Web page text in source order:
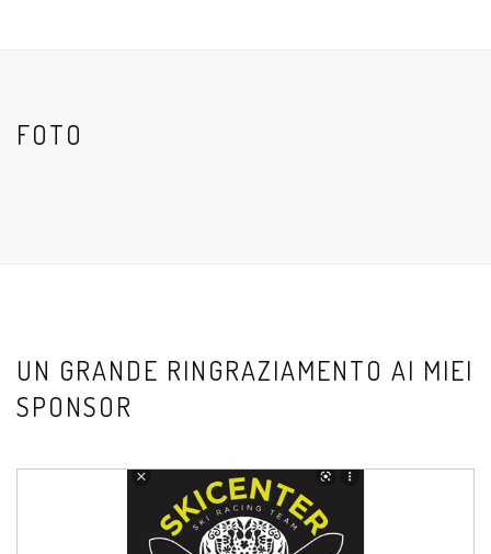
FOTO
UN GRANDE RINGRAZIAMENTO AI MIEI
SPONSOR